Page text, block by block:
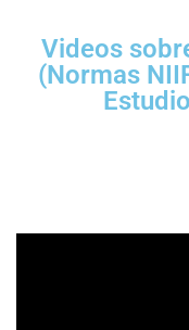
Videos
(Normas